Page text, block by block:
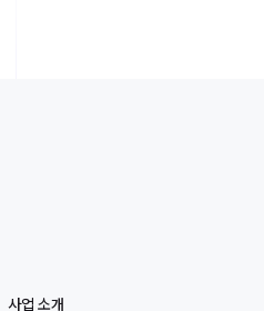
사업 소개